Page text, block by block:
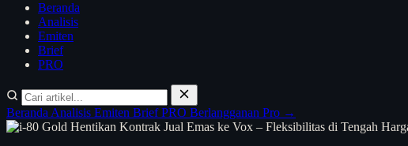
Beranda
Analisis
Emiten
Brief
PRO
Beranda Analisis Emiten BriefPRO Berlangganan Pro →